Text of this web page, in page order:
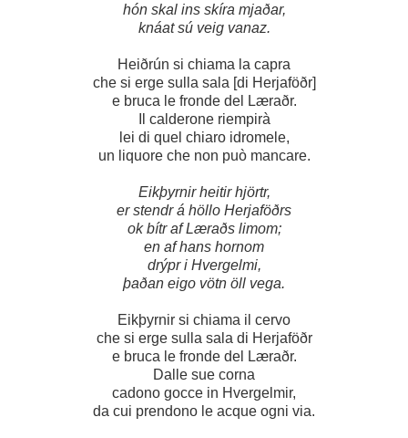
hón skal ins skíra mjaðar,
knáat sú veig vanaz.
Heiðrún si chiama la capra
che si erge sulla sala [di Herjaföðr]
e bruca le fronde del
Læraðr.
Il calderone riempirà
lei di quel chiaro idromele,
un liquore che non può mancare.
Eikþyrnir heitir hjörtr,
er stendr á höllo Herjaföðrs
ok bítr af Læraðs limom;
en af hans hornom
drýpr i Hvergelmi,
þaðan eigo vötn öll vega.
Eikþyrnir si chiama il cervo
che si erge sulla sala di Herjaföðr
e bruca le fronde del
Læraðr.
Dalle sue corna
cadono gocce in Hvergelmir,
da cui prendono le acque ogni via.